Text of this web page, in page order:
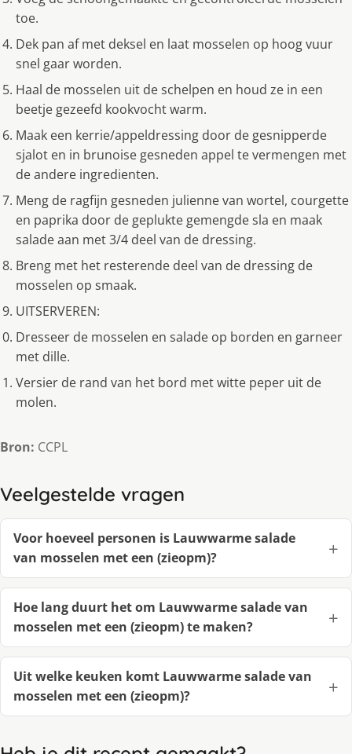
toe.
Dek pan af met deksel en laat mosselen op hoog vuur
snel gaar worden.
Haal de mosselen uit de schelpen en houd ze in een
beetje gezeefd kookvocht warm.
Maak een kerrie/appeldressing door de gesnipperde
sjalot en in brunoise gesneden appel te vermengen met
de andere ingredienten.
Meng de ragfijn gesneden julienne van wortel, courgette
en paprika door de geplukte gemengde sla en maak
salade aan met 3/4 deel van de dressing.
Breng met het resterende deel van de dressing de
mosselen op smaak.
UITSERVEREN:
Dresseer de mosselen en salade op borden en garneer
met dille.
Versier de rand van het bord met witte peper uit de
molen.
Bron: CCPL
Veelgestelde vragen
Voor hoeveel personen is Lauwwarme salade
van mosselen met een (zieopm)?
Hoe lang duurt het om Lauwwarme salade van
mosselen met een (zieopm) te maken?
Uit welke keuken komt Lauwwarme salade van
mosselen met een (zieopm)?